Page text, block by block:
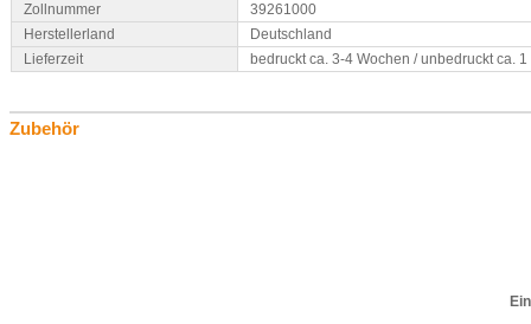
Zollnummer
39261000
Herstellerland
Deutschland
Lieferzeit
bedruckt ca. 3-4 Wochen / unbedruckt ca. 1
Zubehör